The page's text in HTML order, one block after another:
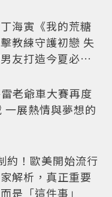
海寅《我的荒糖
教練守護初戀 失
友打造今夏必看
老爺車大賽再度
一展熱情與夢想的
約！歐美開始流行
解析，真正重要
是「這件事」